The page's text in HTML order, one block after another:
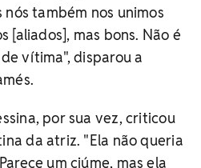
também nos unimos
[aliados], mas bons. Não é
vítima", disparou a
por sua vez, criticou
da atriz. "Ela não queria
um ciúme, mas ela